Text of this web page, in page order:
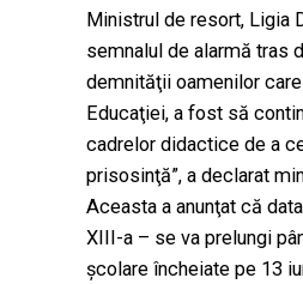
Ministrul de resort, Ligia
semnalul de alarmă tras
demnităţii oamenilor
Educaţiei, a fost să
cadrelor didactice de a
prisosinţă”, a declarat
Aceasta a anunţat că
XIII-a – se va prelungi
şcolare încheiate pe 13